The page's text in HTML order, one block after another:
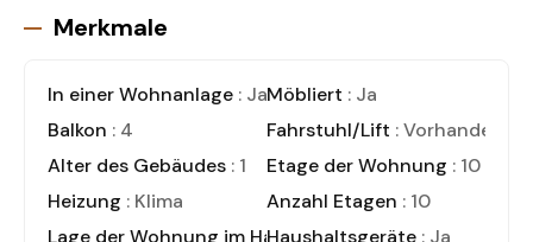
Merkmale
In einer Wohnanlage : JaMöbliert : Ja
Balkon : 4 Fahrstuhl/Lift : Vorhanden
Alter des Gebäudes : 1 Etage der Wohnung : 10
Heizung : Klima Anzahl Etagen : 10